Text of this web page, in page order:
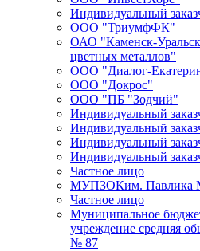
Индивидуальный
ООО "ТриумфФК"
ОАО "Каменск-
цветных металлов"
ООО "Диалог-
ООО "Докрос"
ООО "ПБ "Зодчий"
Индивидуальный
Индивидуальный
Индивидуальный
Индивидуальный
Частное лицо
МУПЗОКим. Павлика
Частное лицо
Муниципальное
учреждение средняя
№ 87